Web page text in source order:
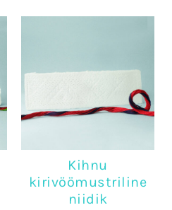
Kihnu
kirivöömustriline
niidik